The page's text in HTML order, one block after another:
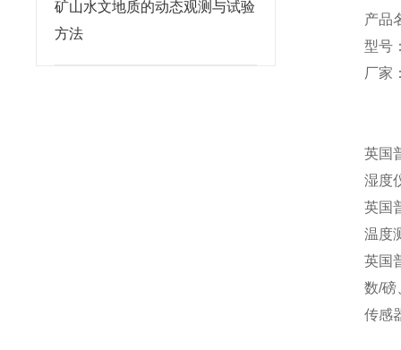
矿山水文地质的动态观测与试验
方法
产品
型号
厂家
英国
湿度
英国
温度
英国
数/磅
传感